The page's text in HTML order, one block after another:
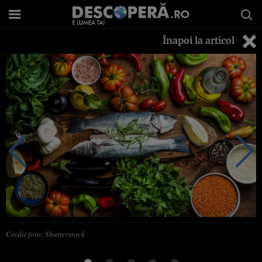
Înapoi la articol
Credit foto: Shutterstock